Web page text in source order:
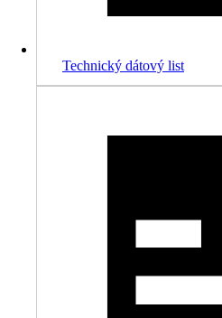
Technický dátový list